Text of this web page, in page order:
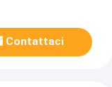
Contattaci